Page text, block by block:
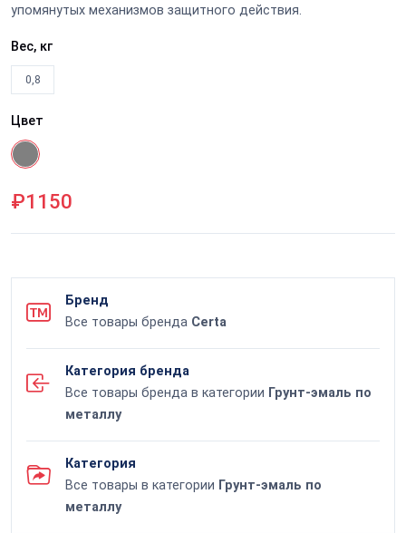
упомянутых механизмов защитного действия.
Вес, кг
0,8
Цвет
₽1150
Бренд
Все товары бренда Certa
Категория бренда
Все товары бренда в категории Грунт-эмаль по
металлу
Категория
Все товары в категории Грунт-эмаль по
металлу